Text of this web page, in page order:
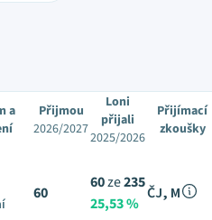
a
Přijmou
2026/2027
Loni
přijali
2025/2026
Přijímací
zkoušky
60
60ze235
25,53 %
ČJ, M